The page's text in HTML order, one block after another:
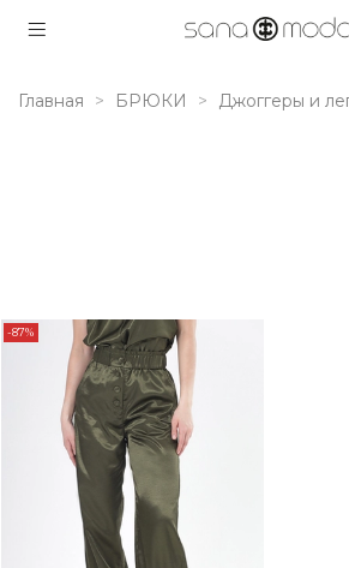
Главная БРЮКИ Джоггеры и
-87%